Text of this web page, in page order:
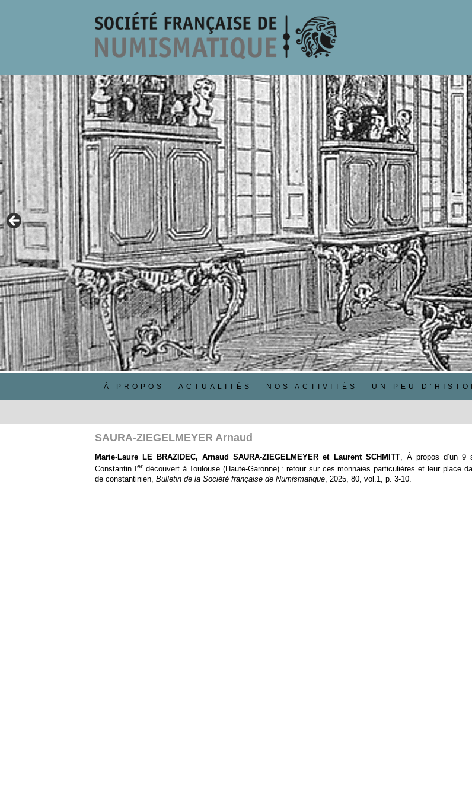
À PROPOS ACTUALITÉS NOS ACTIVITÉS UN PEU
SAURA-ZIEGELMEYER Arnaud
Marie-Laure LE BRAZIDEC, Arnaud SAURA-ZIEGELMEYER et Laurent SCHMITT, À propos d’un 9
Constantin I
er découvert à Toulouse (Haute-Garonne) : retour sur ces monnaies particulières et leur place
de constantinien, Bulletin de la Société française de Numismatique, 2025, 80, vol.1, p. 3‑10.